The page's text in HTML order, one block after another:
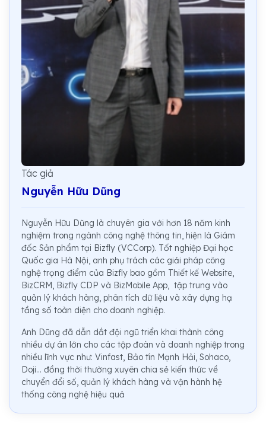
Tác giả
Nguyễn Hữu Dũng
Nguyễn Hữu Dũng là chuyên gia với hơn 18 năm kinh
nghiệm trong ngành công nghệ thông tin, hiện là Giám
đốc Sản phẩm tại Bizfly (VCCorp). Tốt nghiệp Đại học
Quốc gia Hà Nội, anh phụ trách các giải pháp công
nghệ trọng điểm của Bizfly bao gồm Thiết kế Website,
BizCRM, Bizfly CDP và BizMobile App, tập trung vào
quản lý khách hàng, phân tích dữ liệu và xây dựng hạ
tầng số toàn diện cho doanh nghiệp.
Anh Dũng đã dẫn dắt đội ngũ triển khai thành công
nhiều dự án lớn cho các tập đoàn và doanh nghiệp trong
nhiều lĩnh vực như: Vinfast, Bảo tín Mạnh Hải, Sohaco,
Doji... đồng thời thường xuyên chia sẻ kiến thức về
chuyển đổi số, quản lý khách hàng và vận hành hệ
thống công nghệ hiệu quả